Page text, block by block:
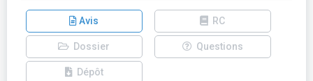
Avis RC
Dossier Questions
Dépôt